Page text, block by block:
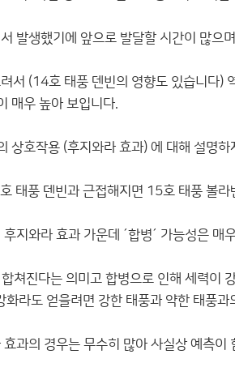
발생했기에 앞으로 발달할 시간이 많으
서 (14호 태풍 덴빈의 영향도 있습니다)
매우 높아 보입니다.
상호작용 (후지와라 효과) 에 대해 설명하
태풍 덴빈과 근접해지면 15호 태풍 볼
지와라 효과 가운데 ´합병´ 가능성은 매
쳐진다는 의미고 합병으로 인해 세력이
라도 얻을려면 강한 태풍과 약한 태풍과
과의 경우는 무수히 많아 사실상 예측